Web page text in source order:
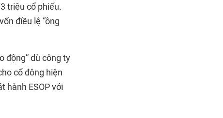
triệu cổ phiếu.
điều lệ “ông
động” dù công ty
cổ đông hiện
hành ESOP với